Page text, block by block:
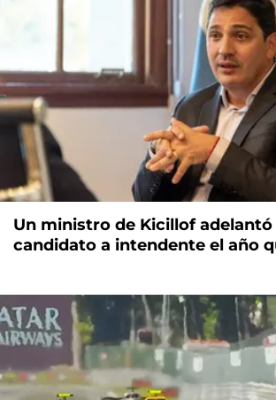
Un ministro de Kicillof adelantó
candidato a intendente el año